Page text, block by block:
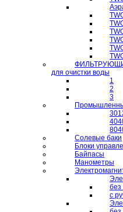
для очистки воды
1
2
3
Солевые баки
Блоки
Байпасы
Манометры
без
с